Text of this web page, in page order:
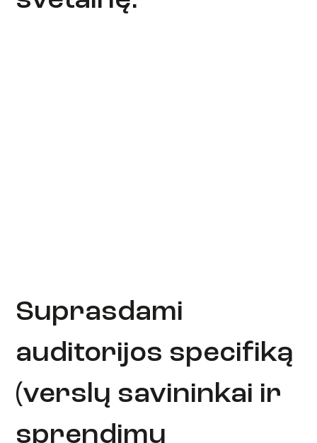
Suprasdami
auditorijos specifiką
(verslų savininkai ir
sprendimų